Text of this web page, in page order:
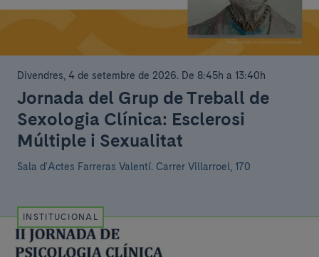
Divendres, 4 de setembre de 2026. De 8:45h a 13:40h
Jornada del Grup de Treball de
Sexologia Clínica: Esclerosi
Múltiple i Sexualitat
Sala d'Actes Farreras Valentí. Carrer Villarroel, 170
INSTITUCIONAL